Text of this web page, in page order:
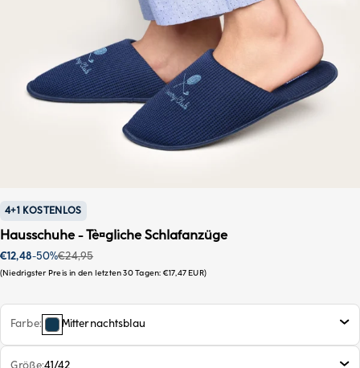
4+1 KOSTENLOS
Hausschuhe - Tè¤gliche Schlafanzüge
Sonderpreis
€12,48-50%Regulärer Preis
€24,95
Niedrigster Preis in den letzten 30 Tagen: €17,47 EUR
Farbe Mitternachtsblau
Größe 41/42